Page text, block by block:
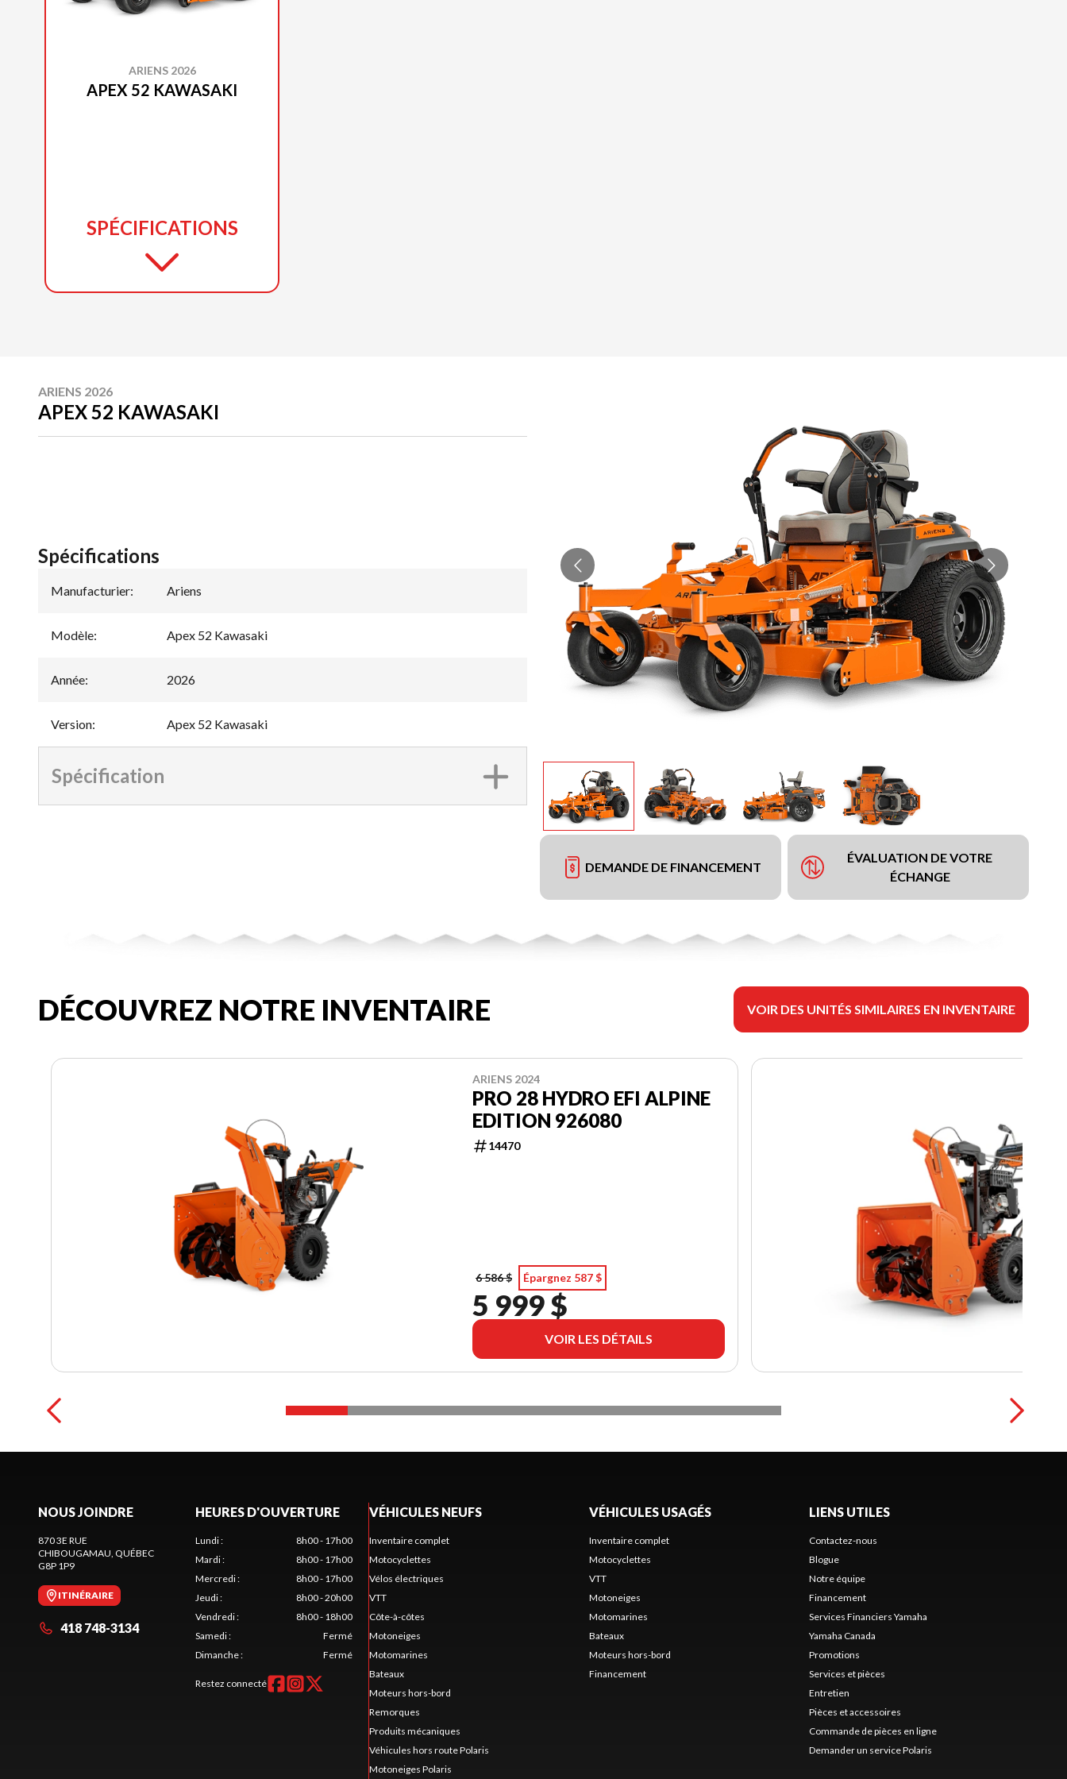
ARIENS 2026
APEX 52 KAWASAKI
SPÉCIFICATIONS
ARIENS 2026
APEX 52 KAWASAKI
DEMANDE DE FINANCEMENT
ÉVALUATION DE VOTRE
ÉCHANGE
Spécifications
Manufacturier: Ariens
Modèle: Apex 52 Kawasaki
Année: 2026
Version: Apex 52 Kawasaki
Spécification
DÉCOUVREZ NOTRE INVENTAIRE VOIR DES UNITÉS SIMILAIRES EN INVENTAIRE
ARIENS 2024
PRO 28 HYDRO EFI ALPINE
EDITION 926080
14470
6 586 $ Épargnez 587 $
5 999 $
VOIR LES DÉTAILS
NOUS JOINDRE
870 3E RUE
CHIBOUGAMAU , QUÉBEC
G8P 1P9
ITINÉRAIRE
418 748-3134
HEURES D'OUVERTURE
Lundi:
8h00 - 17h00
Mardi:
8h00 - 17h00
Mercredi:
8h00 - 17h00
Jeudi:
8h00 - 20h00
Vendredi:
8h00 - 18h00
Samedi:
Fermé
Dimanche: Fermé
Restez connecté
VÉHICULES NEUFS
Inventaire complet
Motocyclettes
Vélos électriques
VTT
Côte-à-côtes
Motoneiges
Motomarines
Bateaux
Moteurs hors-bord
Remorques
Produits mécaniques
Véhicules hors route Polaris
Motoneiges Polaris
VÉHICULES USAGÉS
Inventaire complet
Motocyclettes
VTT
Motoneiges
Motomarines
Bateaux
Moteurs hors-bord
Financement
LIENS UTILES
Contactez-nous
Blogue
Notre équipe
Financement
Services Financiers Yamaha
Yamaha Canada
Promotions
Services et pièces
Entretien
Pièces et accessoires
Commande de pièces en ligne
Demander un service Polaris